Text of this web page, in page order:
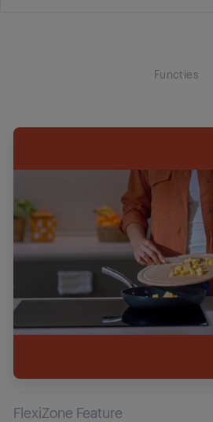
Functies
FlexiZone Feature